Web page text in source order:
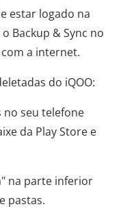
estar logado na
Backup & Sync no
a internet.
do iQOO:
no seu telefone
da Play Store e
na parte inferior
pastas.